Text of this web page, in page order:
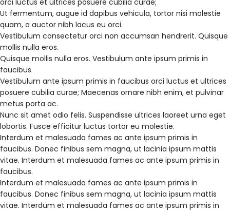
orci luctus et ultrices posuere cubilia curae;
Ut fermentum, augue id dapibus vehicula, tortor nisi molestie
quam, a auctor nibh lacus eu orci.
Vestibulum consectetur orci non accumsan hendrerit. Quisque
mollis nulla eros.
Quisque mollis nulla eros. Vestibulum ante ipsum primis in
faucibus
Vestibulum ante ipsum primis in faucibus orci luctus et ultrices
posuere cubilia curae; Maecenas ornare nibh enim, et pulvinar
metus porta ac.
Nunc sit amet odio felis. Suspendisse ultrices laoreet urna eget
lobortis. Fusce efficitur luctus tortor eu molestie.
Interdum et malesuada fames ac ante ipsum primis in
faucibus. Donec finibus sem magna, ut lacinia ipsum mattis
vitae. Interdum et malesuada fames ac ante ipsum primis in
faucibus.
Interdum et malesuada fames ac ante ipsum primis in
faucibus. Donec finibus sem magna, ut lacinia ipsum mattis
vitae. Interdum et malesuada fames ac ante ipsum primis in